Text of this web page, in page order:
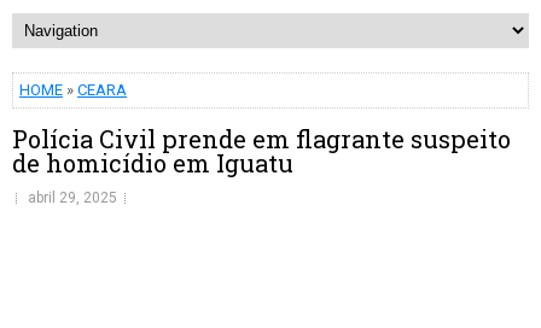
HOME » CEARA
Polícia Civil prende em flagrante suspeito
de homicídio em Iguatu
abril 29, 2025